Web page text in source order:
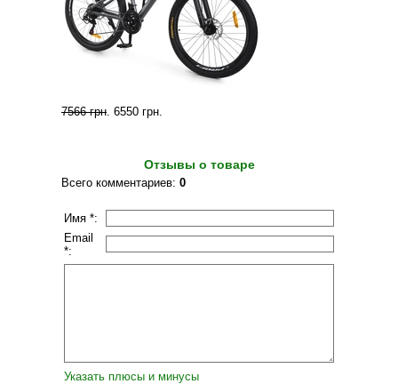
7566 грн. 6550 грн.
Отзывы о товаре
Всего комментариев: 0
Имя *:
Email
*:
Указать плюсы и минусы